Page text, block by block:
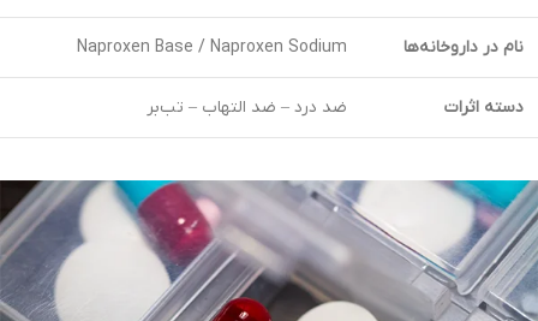
نام در داروخانه‌ها Naproxen Base / Naproxen Sodium
دسته اثرات ضد درد – ضد التهاب – تب‌بر